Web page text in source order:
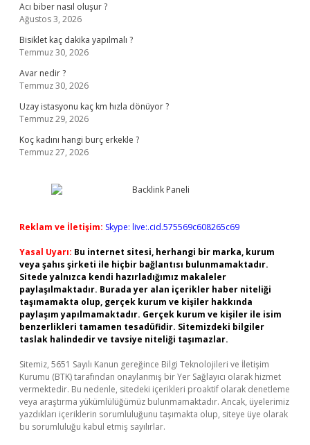
Acı biber nasıl oluşur ?
Ağustos 3, 2026
Bisiklet kaç dakika yapılmalı ?
Temmuz 30, 2026
Avar nedir ?
Temmuz 30, 2026
Uzay istasyonu kaç km hızla dönüyor ?
Temmuz 29, 2026
Koç kadını hangi burç erkekle ?
Temmuz 27, 2026
Reklam ve İletişim: Skype: live:.cid.575569c608265c69
Yasal Uyarı: Bu internet sitesi, herhangi bir marka, kurum
veya şahıs şirketi ile hiçbir bağlantısı bulunmamaktadır.
Sitede yalnızca kendi hazırladığımız makaleler
paylaşılmaktadır. Burada yer alan içerikler haber niteliği
taşımamakta olup, gerçek kurum ve kişiler hakkında
paylaşım yapılmamaktadır. Gerçek kurum ve kişiler ile isim
benzerlikleri tamamen tesadüfidir. Sitemizdeki bilgiler
taslak halindedir ve tavsiye niteliği taşımazlar.
Sitemiz, 5651 Sayılı Kanun gereğince Bilgi Teknolojileri ve İletişim
Kurumu (BTK) tarafından onaylanmış bir Yer Sağlayıcı olarak hizmet
vermektedir. Bu nedenle, sitedeki içerikleri proaktif olarak denetleme
veya araştırma yükümlülüğümüz bulunmamaktadır. Ancak, üyelerimiz
yazdıkları içeriklerin sorumluluğunu taşımakta olup, siteye üye olarak
bu sorumluluğu kabul etmiş sayılırlar.